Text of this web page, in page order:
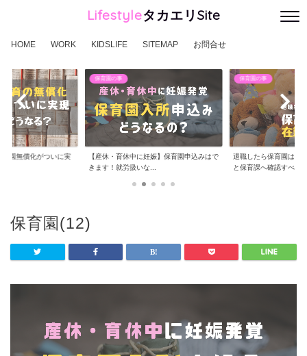
LifestyleタカエリSite
HOME WORK KIDSLIFE SITEMAP お問合せ
園無償化がついに実
保育園の事
【産休・育休中に妊娠】保育園申込みはで
きます！就労扱いな...
保育園の事
退職したら保育園は退
と保育課へ確認すべ...
保育園(12)